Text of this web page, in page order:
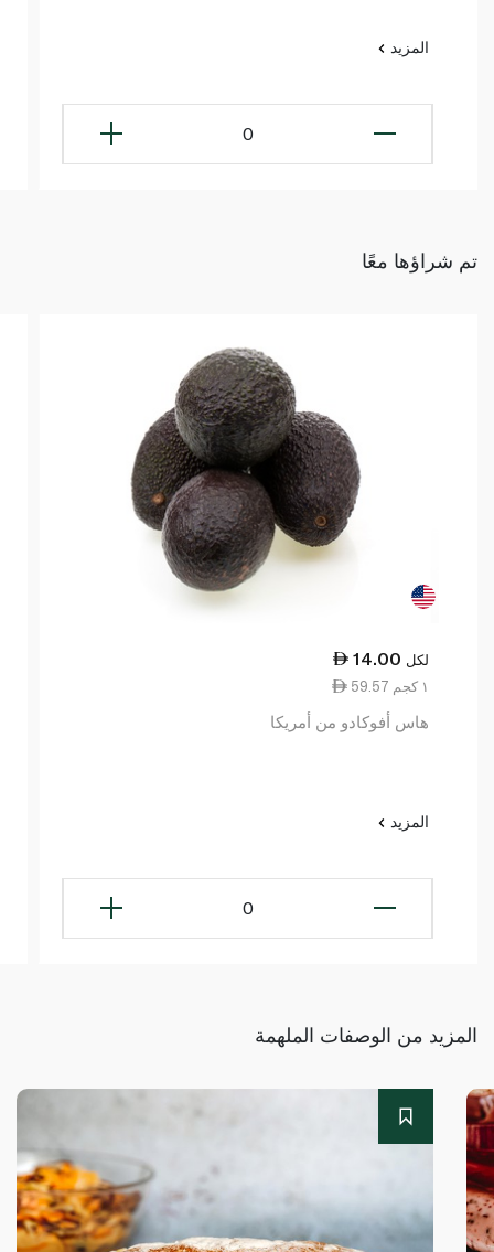
المزيد
0
تم شراؤها معًا
14.00 لكل
59.57 ١ كجم
هاس أفوكادو من أمريكا
المزيد
0
المزيد من الوصفات الملهمة